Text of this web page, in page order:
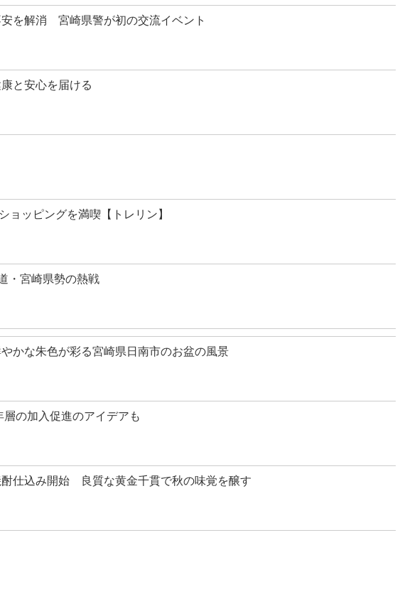
を解消 宮崎県警が初の交流イベント
と安心を届ける
ッピングを満喫【トレリン】
・宮崎県勢の熱戦
かな朱色が彩る宮崎県日南市のお盆の風景
の加入促進のアイデアも
酎仕込み開始 良質な黄金千貫で秋の味覚を醸す